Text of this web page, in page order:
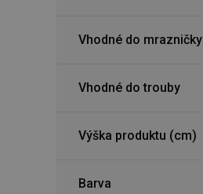
Vhodné do mrazničky
Vhodné do trouby
Výška produktu (cm)
Barva